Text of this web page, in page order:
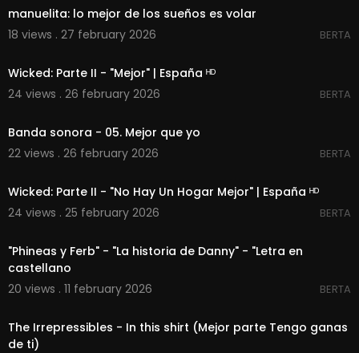
manuelita: lo mejor de los sueños es volar
18 views . 27 february 2026
BERTA
Wicked: Parte II - "Mejor" | España ᴴᴰ
24 views . 26 february 2026
BERTA
Banda sonora - 05. Mejor que yo
22 views . 26 february 2026
BERTA
Wicked: Parte II - "No Hay Un Hogar Mejor" | España ᴴᴰ
24 views . 25 february 2026
BERTA
"Phineas y Ferb" - "La historia de Danny" - "Letra en
castellano
20 views . 11 february 2026
BERTA
The Irrepressibles - In this shirt (Mejor parte Tengo ganas
de ti)